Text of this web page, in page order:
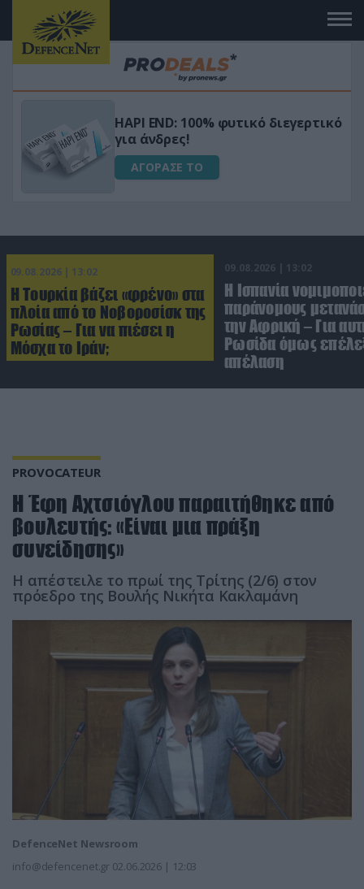
Μεταμόρφωσε τον κήπο σου με το
Ultra Box Μίνι Αλυσοπρίονο με
μπαταρία λιθίου
ΑΓΟΡΑΣΕ ΤΟ
09.08.2026 | 13:02
Η Τουρκία βάζει «φρένο» στα
πλοία από το Νοβοροσίσκ της
Ρωσίας – Για να πιέσει η
Μόσχα το Ιράν;
09.08.2026 | 13:02
Η Ισπανία
παράνομους
την Αφρική – Για
Ρωσίδα όμως
απέλαση
PROVOCATEUR
Η Έφη Αχτσιόγλου παραιτήθηκε από
βουλευτής: «Είναι μια πράξη
συνείδησης»
Η απέστειλε το πρωί της Τρίτης (2/6) στον
πρόεδρο της Βουλής Νικήτα Κακλαμάνη
DefenceNet Newsroom
info@defencenet.gr 02.06.2026 | 12:03